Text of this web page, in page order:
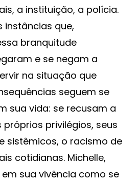
a instituição, a polícia.
instâncias que,
branquitude
e se negam a
na situação que
seguem se
sua vida: se recusam a
próprios privilégios, seus
sistêmicos, o racismo de
cotidianas. Michelle,
sua vivência como se